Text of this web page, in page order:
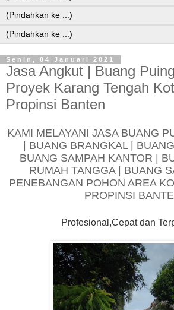
Senin, 04 Januari 2021
Jasa Angkut | Buang
Proyek Karang Tengah
Propinsi Banten
KAMI MELAYANI JASA BUANG
| BUANG BRANGKAL |
BUANG SAMPAH KANTOR |
RUMAH TANGGA | BUANG
PENEBANGAN POHON AREA
PROPINSI
Profesional,Cepat dan